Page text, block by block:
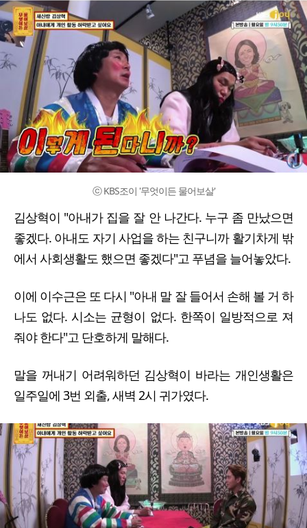
ⓒ KBS조이 '무엇이든 물어보살'
김상혁이 "아내가 집을 잘 안 나간다. 누구 좀 만났으면
좋겠다. 아내도 자기 사업을 하는 친구니까 활기차게 밖
에서 사회생활도 했으면 좋겠다"고 푸념을 늘어놓았다.
이에 이수근은 또 다시 "아내 말 잘 들어서 손해 볼 거 하
나도 없다. 시소는 균형이 없다. 한쪽이 일방적으로 져
줘야 한다"고 단호하게 말해다.
말을 꺼내기 어려워하던 김상혁이 바라는 개인생활은
일주일에 3번 외출, 새벽 2시 귀가였다.